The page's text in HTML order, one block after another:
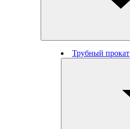
Трубный прокат